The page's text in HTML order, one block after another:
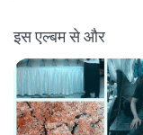
इस एल्बम से और